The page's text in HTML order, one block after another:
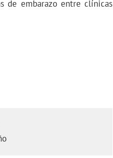
de embarazo entre clínicas